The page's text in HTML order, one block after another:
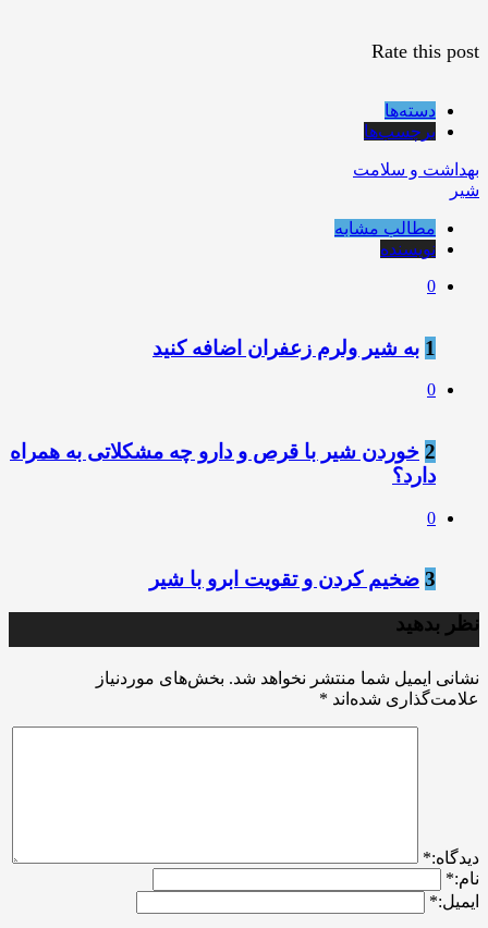
Rate this post
دسته‌ها
برچسب‌ها
بهداشت و سلامت
شیر
مطالب مشابه
نویسنده
0
1 به شیر ولرم زعفران اضافه کنید
0
2 خوردن شیر با قرص و دارو چه مشکلاتی به همراه
دارد؟
0
3 ضخیم کردن و تقویت ابرو با شیر
نظر بدهید
نشانی ایمیل شما منتشر نخواهد شد. بخش‌های موردنیاز
علامت‌گذاری شده‌اند *
ديدگاه:*
نام:*
ایمیل:*